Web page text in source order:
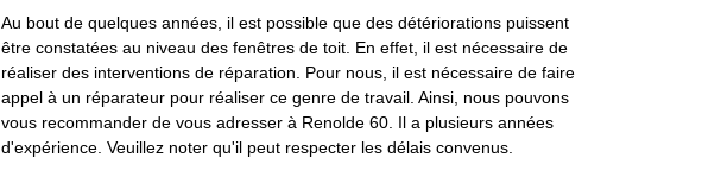
Au bout de quelques années, il est possible que des détériorations puissent
être constatées au niveau des fenêtres de toit. En effet, il est nécessaire de
réaliser des interventions de réparation. Pour nous, il est nécessaire de faire
appel à un réparateur pour réaliser ce genre de travail. Ainsi, nous pouvons
vous recommander de vous adresser à Renolde 60. Il a plusieurs années
d'expérience. Veuillez noter qu'il peut respecter les délais convenus.